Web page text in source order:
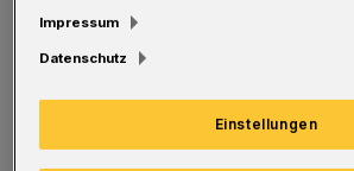
in rockiger Lederkluft
Jogginghose und
Impressum
Datenschutz
Einstellungen